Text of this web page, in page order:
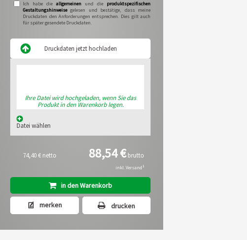
Ich habe die allgemeinen und die produktspezifischen
Gestaltungshinweisegelesen und bestätige, dass meine
Druckdaten den Anforderungen entsprechen. Dies gilt auch
für später gesendete Druckdaten.
Druckdaten jetzt hochladen
Ihre Datei wird hochgeladen, wenn Sie das
Produkt in den Warenkorb legen.
Datei wählen
74,40 € netto 88,54 €brutto
inkl. Versand 1
in den Warenkorb
merken drucken